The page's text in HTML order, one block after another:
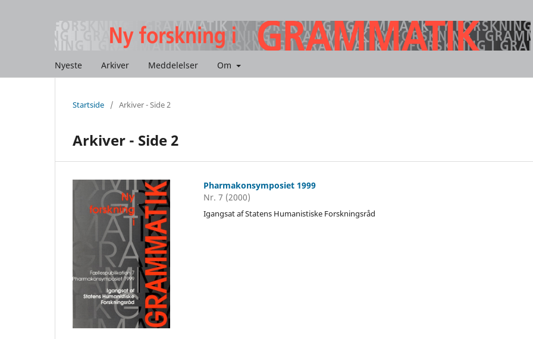
Nyeste Arkiver Meddelelser Om
Startside / Arkiver - Side 2
Arkiver - Side 2
Pharmakonsymposiet 1999
Nr. 7 (2000)
Igangsat af Statens Humanistiske Forskningsråd